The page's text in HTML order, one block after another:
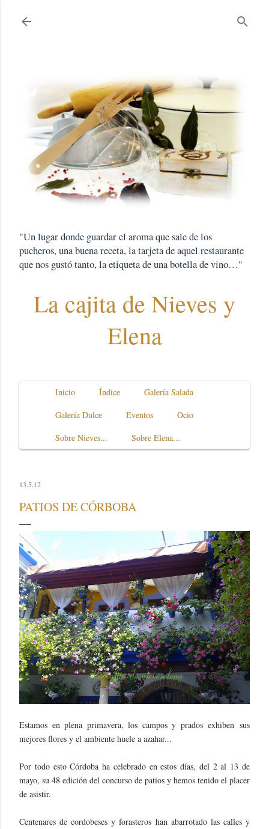
"Un lugar donde guardar el aroma que sale de los
pucheros, una buena receta, la tarjeta de aquel restaurante
que nos gustó tanto, la etiqueta de una botella de vino…"
La cajita de Nieves y
Elena
Inicio Índice
Galería Salada
Galería Dulce
Eventos
Ocio
Sobre Nieves...
Sobre Elena...
13.5.12
PATIOS DE CÓRBOBA
Estamos en plena primavera, los campos y prados exhiben sus
mejores flores y el ambiente huele a azahar...
Por todo esto Córdoba ha celebrado en estos días, del 2 al 13 de
mayo, su 48 edición del concurso de patios y hemos tenido el placer
de asistir.
Centenares de cordobeses y forasteros han abarrotado las calles y